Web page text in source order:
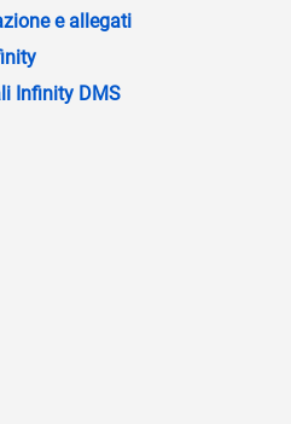
e allegati
Infinity DMS